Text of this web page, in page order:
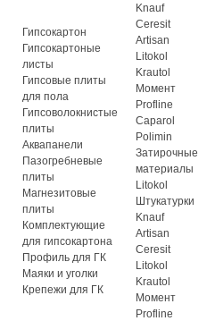
Гипсокартон
Гипсокартоные
листы
Гипсовые плиты
для пола
Гипсоволокнистые
плиты
Аквапанели
Пазогребневые
плиты
Магнезитовые
плиты
Комплектующие
для гипсокартона
Профиль для ГК
Маяки и уголки
Крепежи для ГК
Knauf
Ceresit
Artisan
Litokol
Krautol
Момент
Profline
Caparol
Polimin
Затирочные
материалы
Litokol
Штукатурки
Knauf
Artisan
Ceresit
Litokol
Krautol
Момент
Profline